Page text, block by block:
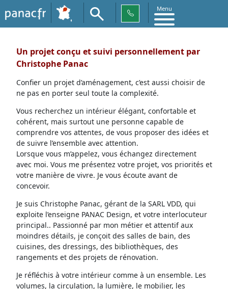
Menu
Un projet conçu et suivi personnellement par
Christophe Panac
Confier un projet d’aménagement, c’est aussi choisir de
ne pas en porter seul toute la complexité.
Vous recherchez un intérieur élégant, confortable et
cohérent, mais surtout une personne capable de
comprendre vos attentes, de vous proposer des idées et
de suivre l’ensemble avec attention.
Lorsque vous m’appelez, vous échangez directement
avec moi. Vous me présentez votre projet, vos priorités et
votre manière de vivre. Je vous écoute avant de
concevoir.
Je suis Christophe Panac, gérant de la SARL VDD, qui
exploite l’enseigne PANAC Design, et votre interlocuteur
principal.. Passionné par mon métier et attentif aux
moindres détails, je conçoit des salles de bain, des
cuisines, des dressings, des bibliothèques, des
rangements et des projets de rénovation.
Je réfléchis à votre intérieur comme à un ensemble. Les
volumes, la circulation, la lumière, le mobilier, les